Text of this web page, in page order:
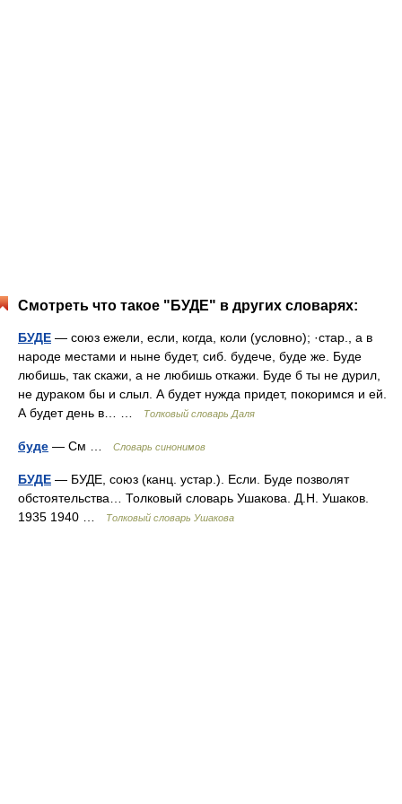
Смотреть что такое "БУДЕ" в других словарях:
БУДЕ — союз ежели, если, когда, коли (условно); ·стар., а в
народе местами и ныне будет, сиб. будече, буде же. Буде
любишь, так скажи, а не любишь откажи. Буде б ты не дурил,
не дураком бы и слыл. А будет нужда придет, покоримся и ей.
А будет день в… …
Толковый словарь Даля
буде — См … Словарь синонимов
БУДЕ — БУДЕ, союз (канц. устар.). Если. Буде позволят
обстоятельства… Толковый словарь Ушакова. Д.Н. Ушаков.
1935 1940 …
Толковый словарь Ушакова